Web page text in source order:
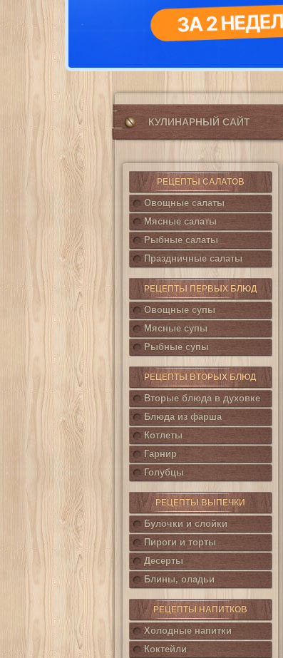
КУЛИНАРНЫЙ САЙТ
РЕЦЕПТЫ САЛАТОВ
Овощные салаты
Мясные салаты
Рыбные салаты
Праздничные салаты
РЕЦЕПТЫ ПЕРВЫХ БЛЮД
Овощные супы
Мясные супы
Рыбные супы
РЕЦЕПТЫ ВТОРЫХ БЛЮД
Вторые блюда в духовке
Блюда из фарша
Котлеты
Гарнир
Голубцы
РЕЦЕПТЫ ВЫПЕЧКИ
Булочки и слойки
Пироги и торты
Десерты
Блины, оладьи
РЕЦЕПТЫ НАПИТКОВ
Холодные напитки
Коктейли